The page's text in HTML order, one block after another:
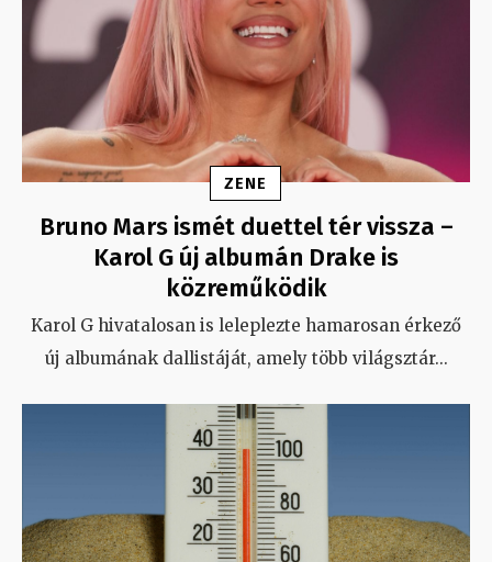
ZENE
Bruno Mars ismét duettel tér vissza –
Karol G új albumán Drake is
közreműködik
Karol G hivatalosan is leleplezte hamarosan érkező
új albumának dallistáját, amely több világsztár...